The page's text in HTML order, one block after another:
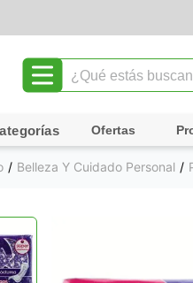
¿Qué estás
Ofertas
Belleza Y Cuidado Personal